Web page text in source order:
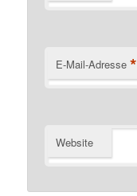
E-Mail-Adresse *
Website